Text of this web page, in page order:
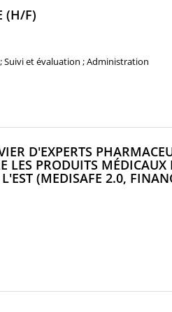
(H/F)
et évaluation ; Administration
D'EXPERTS
LES PRODUITS
(MEDISAFE 2.0,